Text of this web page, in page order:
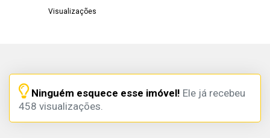
Visualizações
Ninguém esquece esse imóvel! Ele já recebeu
458 visualizações.